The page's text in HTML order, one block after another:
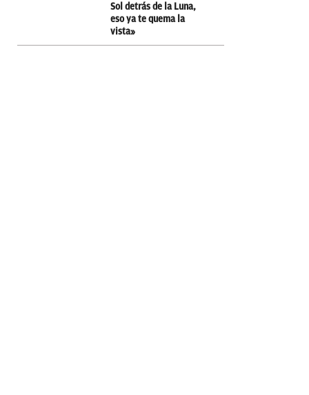
Sol detrás de la Luna,
eso ya te quema la
vista»